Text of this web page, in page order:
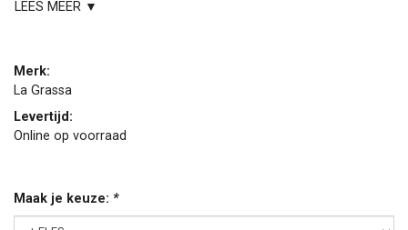
LEES MEER ▼
Merk:
La Grassa
Levertijd:
Online op voorraad
Maak je keuze: *